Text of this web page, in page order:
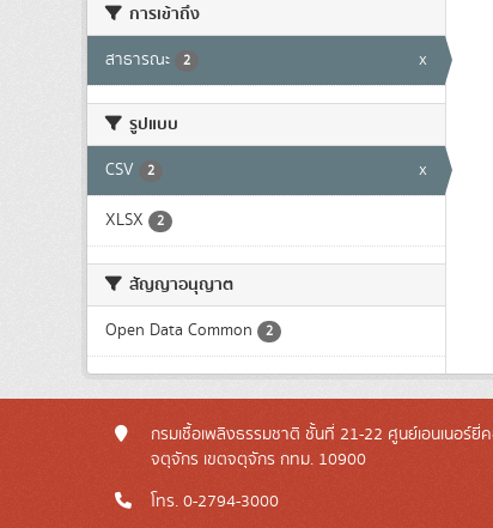
การเข้าถึง
สาธารณะ 2 x
รูปแบบ
CSV 2 x
XLSX 2
สัญญาอนุญาต
Open Data Common 2
กรมเชื้อเพลิงธรรมชาติ ชั้นที่ 21-22 ศูนย์เอนเนอร์
จตุจักร เขตจตุจักร กทม. 10900
โทร. 0-2794-3000